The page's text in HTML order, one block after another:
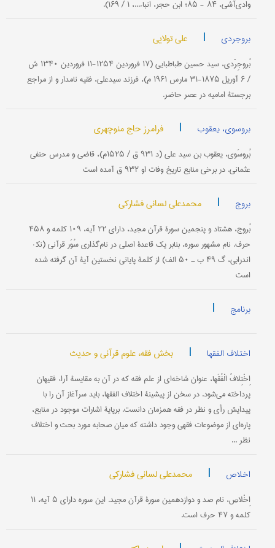
وادی‌آشی‌، ۸۴ - ۸۵؛ ابن‌ حجر، انباء...، ۱ / ۱۶۹).
بروجردی | علی تولایی
بُروجِرْدی، سید حسین طباطبایی (۱۷ فروردین ۱۲۵۴-۱۱ فروردین ۱۳۴۰ ش
/ ۶ آوریل ۱۸۷۵-۳۱ مارس ۱۹۶۱ م)، فرزند سیدعلی، فقیه نامدار و از مراجع
برجستۀ امامیه در عصر حاضر.
بروسوی، یعقوب | فرامرز حاج منوچهری
بُروسَوی، یعقوب بن سید علی (د ۹۳۱ ق / ۱۵۲۵م)، قاضی و مدرس حنفی
عثمانی. در برخی منابع تاریخ وفات او ۹۳۲ ق آمده است
بروج | محمدعلی لسانی فشارکی
بُروج، هشتاد و پنجمین سورۀ قرآن مجید، دارای ۲۲ آیه، ۱۰۹ كلمه و ۴۵۸
حرف. نام مشهور سوره، بنابر یك قاعدۀ اصلی در نام‌گذاری سُوَر قرآنی (نك‍ :
اندرابی، گ ۴۹ ب ـ ۵۰ الف) از كلمۀ پایانی نخستین آیۀ آن گرفته شده
است
برنامج |
اختلاف الفقها | بخش فقه، علوم قرآنی و حدیث
اِخْتِلافُ الْفُقَها، عنوان‌ شاخه‌ای از علم‌ فقه‌ كه‌ در آن‌ به‌ مقایسۀ آراء فقیهان‌
پرداخته‌ می‌شود. در سخن‌ از پیشینۀ اختلاف‌ الفقها، باید سرآغاز آن‌ را با
پیدایش‌ رأی و نظر در فقه‌ همزمان‌ دانست‌. برپایۀ اشارات‌ موجود در منابع‌،
پاره‌ای از موضوعات‌ فقهی وجود داشته‌ كه‌ میان‌ صحابه‌ مورد بحث‌ و اختلاف‌
نظر ...
اخلاص | محمدعلی لسانی فشارکی
اِخْلاص‌، نام‌ صد و دوازدهمین‌ سورۀ قرآن‌ مجید. این‌ سوره‌ دارای‌ ۵ آیه‌، ۱۱
كلمه‌ و ۴۷ حرف‌ است‌.